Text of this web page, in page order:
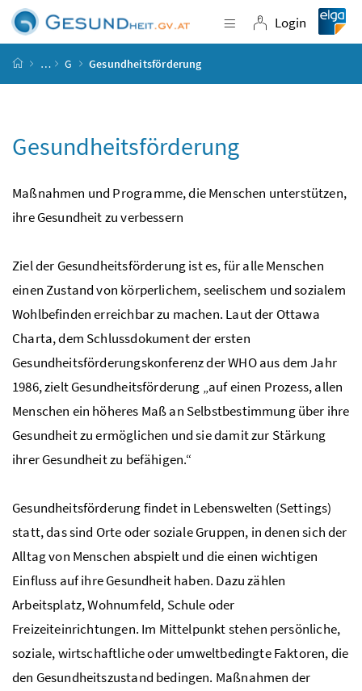
Zum Inhalt
Zum Hauptmenü
Zum Untermenü
Zur Suche
Navigation
Login
Login
Startseite
… G Gesundheitsförderung
Gesundheitsförderung
Maßnahmen und Programme, die Menschen unterstützen,
ihre Gesundheit zu verbessern
Ziel der Gesundheitsförderung ist es, für alle Menschen
einen Zustand von körperlichem, seelischem und sozialem
Wohlbefinden erreichbar zu machen. Laut der Ottawa
Charta, dem Schlussdokument der ersten
Gesundheitsförderungskonferenz der WHO aus dem Jahr
1986, zielt Gesundheitsförderung „auf einen Prozess, allen
Menschen ein höheres Maß an Selbstbestimmung über ihre
Gesundheit zu ermöglichen und sie damit zur Stärkung
ihrer Gesundheit zu befähigen.“
Gesundheitsförderung findet in Lebenswelten (Settings)
statt, das sind Orte oder soziale Gruppen, in denen sich der
Alltag von Menschen abspielt und die einen wichtigen
Einfluss auf ihre Gesundheit haben. Dazu zählen
Arbeitsplatz, Wohnumfeld, Schule oder
Freizeiteinrichtungen. Im Mittelpunkt stehen persönliche,
soziale, wirtschaftliche oder umweltbedingte Faktoren, die
den Gesundheitszustand bedingen. Maßnahmen der